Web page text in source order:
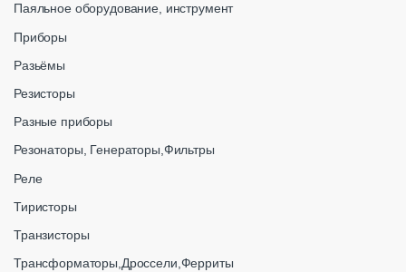
Паяльное оборудование, инструмент
Приборы
Разьёмы
Резисторы
Разные приборы
Резонаторы, Генераторы,Фильтры
Реле
Тиристоры
Транзисторы
Трансформаторы,Дроссели,Ферриты